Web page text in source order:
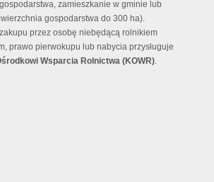
zamieszkanie w gminie lub
gospodarstwa do 300 ha).
przez osobę niebędącą rolnikiem
prawo pierwokupu lub nabycia przysługuje
Wsparcia Rolnictwa (KOWR).